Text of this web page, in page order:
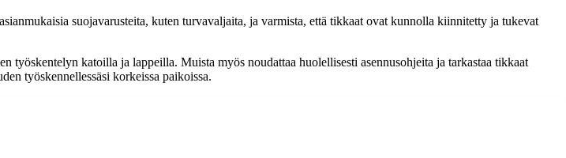
suojavarusteita, kuten turvavaljaita, ja varmista, että tikkaat ovat kunnolla kiinnitetty ja tukevat
katoilla ja lappeilla. Muista myös noudattaa huolellisesti asennusohjeita ja tarkastaa tikkaat
työskennellessäsi korkeissa paikoissa.